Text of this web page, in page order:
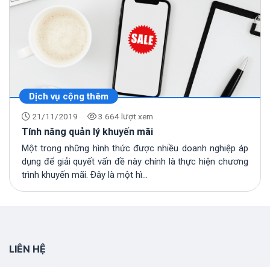
Dịch vụ cộng thêm
21/11/2019 3.664 lượt xem
Tính năng quản lý khuyến mãi
Một trong những hình thức được nhiều doanh nghiệp áp
dụng để giải quyết vấn đề này chính là thực hiện chương
trình khuyến mãi. Đây là một hì...
LIÊN HỆ